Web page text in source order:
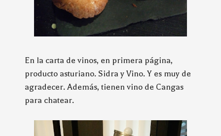
En la carta de vinos, en primera página,
producto asturiano. Sidra y Vino. Y es muy de
agradecer. Además, tienen vino de Cangas
para chatear.